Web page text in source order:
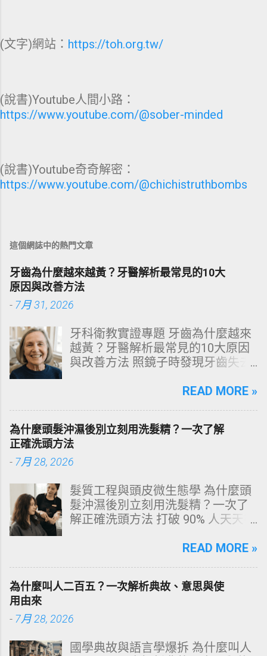
(文字)網站： https://toh.org.tw/
(說書)Youtube人間小路：
https://www.youtube.com/@sober-minded
(說書)Youtube奇奇解密：
https://www.youtube.com/@chichistruthbombs
這個網誌中的熱門文章
牙齒為什麼越來越黃？牙醫解析最常見的10大
原因與改善方法
- 7月 31, 2026
牙科衛教實證專題 牙齒為什麼越來
越黃？牙醫解析最常見的10大原因
與改善方法 照鏡子時發現牙齒失去
文由專業牙科思維出發，深度剖析
源性染色成因，並提供精準有效的
改善與美白對策。 📋 文章快速導覽
目錄 一、 牙齒顏色的生物學本質：
琺瑯質與象牙質 二、 牙齒變黃的10
源性變色的自我檢視 四、 5大專業
牙醫美白療程評估與比較 五、 避坑
指南：破除3大網路美白偏方迷思
理策略 一、 牙齒顏色的生物學本
何泛黃，首先必須釐清牙齒的硬組
織構造。牙齒最外層是由高度鈣化
（Enamel，又稱牙釉質） ，而包裹
質（Dentin，又稱牙本質） 。 💡 生
READ MORE »
為什麼頭髮沖濕後別立刻用洗髮精？一次了解
正確洗頭方法
- 7月 28, 2026
髮質工程與頭皮微生態學 為什麼頭
髮沖濕後別立刻用洗髮精？一次了
解正確洗頭方法 打破 90% 人天天在
構化思維，拆解頭皮清潔的物理與
康髮質。 💡 理性思維考題：你是否
天天洗頭，頭皮卻依然半天就出
數人的頭皮問題，並不是洗髮精買
了」。當你蓮蓬頭剛淋濕頭髮，下
READ MORE »
為什麼叫人二百五？一次解析典故、意思與使
用由來
- 7月 28, 2026
國學典故與語言學爆拆 為什麼叫人